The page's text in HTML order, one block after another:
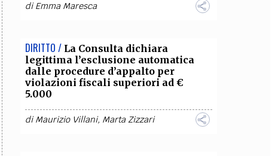
diEmma Maresca
DIRITTO / La Consulta dichiara
legittima l’esclusione automatica
dalle procedure d’appalto per
violazioni fiscali superiori ad €
5.000
diMaurizio Villani, Marta Zizzari